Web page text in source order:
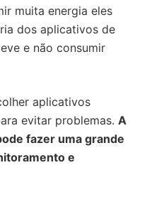
muita energia eles
dos aplicativos de
e não consumir
aplicativos
evitar problemas. A
fazer uma grande
e